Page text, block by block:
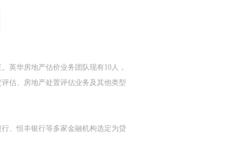
英华房地产估价业务团队现有10人，
估、房地产处置评估业务及其他类型
、恒丰银行等多家金融机构选定为贷